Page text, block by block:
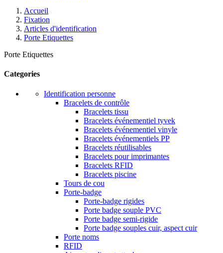
Accueil
Fixation
Articles d'identification
Porte Etiquettes
Porte Etiquettes
Categories
Identification personne
Bracelets de contrôle
Bracelets tissu
Bracelets événementiel tyvek
Bracelets événementiel vinyle
Bracelets événementiels PP
Bracelets réutilisables
Bracelets pour imprimantes
Bracelets RFID
Bracelets piscine
Tours de cou
Porte-badge
Porte-badge rigides
Porte badge souple PVC
Porte badge semi-rigide
Porte badge souples cuir, aspect cuir
Porte noms
RFID